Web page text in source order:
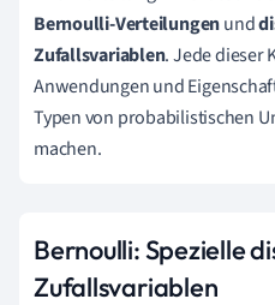
Bernoulli-Verteilungenund
Zufallsvariablen. Jede dieser
Anwendungen und
Typen von probabilistischen
machen.
Bernoulli: Spezielle
Zufallsvariablen